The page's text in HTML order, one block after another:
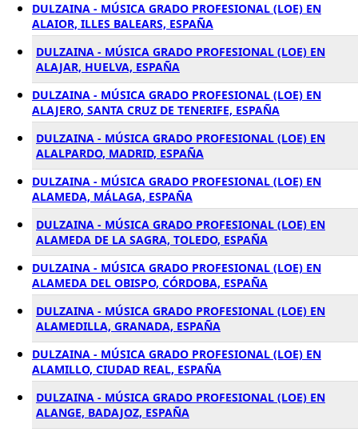
DULZAINA - MÚSICA GRADO PROFESIONAL (LOE) EN
ALAIOR, ILLES BALEARS, ESPAÑA
DULZAINA - MÚSICA GRADO PROFESIONAL (LOE) EN
ALAJAR, HUELVA, ESPAÑA
DULZAINA - MÚSICA GRADO PROFESIONAL (LOE) EN
ALAJERO, SANTA CRUZ DE TENERIFE, ESPAÑA
DULZAINA - MÚSICA GRADO PROFESIONAL (LOE) EN
ALALPARDO, MADRID, ESPAÑA
DULZAINA - MÚSICA GRADO PROFESIONAL (LOE) EN
ALAMEDA, MÁLAGA, ESPAÑA
DULZAINA - MÚSICA GRADO PROFESIONAL (LOE) EN
ALAMEDA DE LA SAGRA, TOLEDO, ESPAÑA
DULZAINA - MÚSICA GRADO PROFESIONAL (LOE) EN
ALAMEDA DEL OBISPO, CÓRDOBA, ESPAÑA
DULZAINA - MÚSICA GRADO PROFESIONAL (LOE) EN
ALAMEDILLA, GRANADA, ESPAÑA
DULZAINA - MÚSICA GRADO PROFESIONAL (LOE) EN
ALAMILLO, CIUDAD REAL, ESPAÑA
DULZAINA - MÚSICA GRADO PROFESIONAL (LOE) EN
ALANGE, BADAJOZ, ESPAÑA